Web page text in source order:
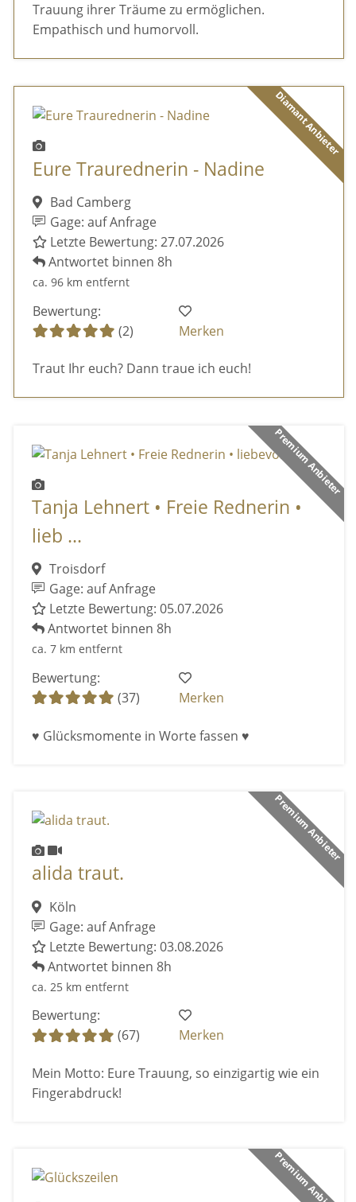
Trauung ihrer Träume zu ermöglichen.
Empathisch und humorvoll.
Diamant Anbieter
Eure Traurednerin - Nadine
Bad Camberg
Gage: auf Anfrage
Letzte Bewertung: 27.07.2026
Antwortet binnen 8h
ca. 96 km entfernt
Bewertung:
(2)
Merken
Traut Ihr euch? Dann traue ich euch!
Premium Anbieter
Tanja Lehnert • Freie Rednerin •
lieb ...
Troisdorf
Gage: auf Anfrage
Letzte Bewertung: 05.07.2026
Antwortet binnen 8h
ca. 7 km entfernt
Bewertung:
(37)
Merken
♥ Glücksmomente in Worte fassen ♥
Premium Anbieter
alida traut.
Köln
Gage: auf Anfrage
Letzte Bewertung: 03.08.2026
Antwortet binnen 8h
ca. 25 km entfernt
Bewertung:
(67)
Merken
Mein Motto: Eure Trauung, so einzigartig wie ein
Fingerabdruck!
Premium Anbieter